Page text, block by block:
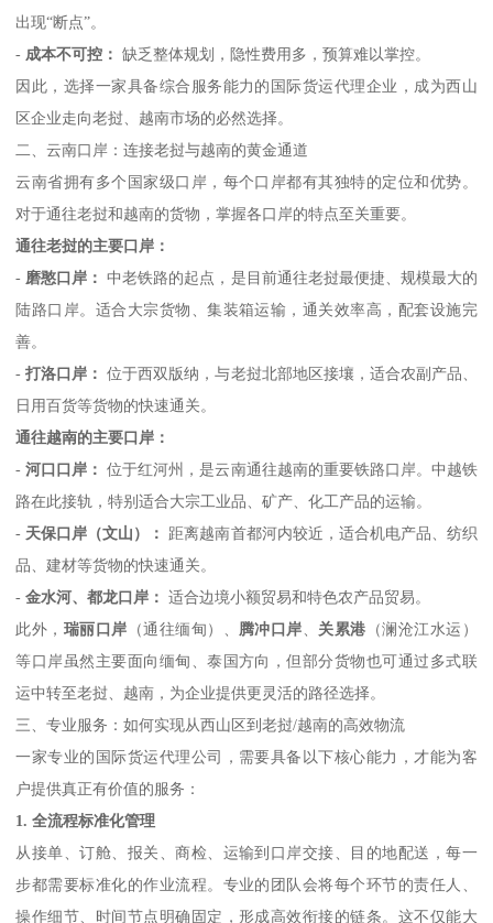
出现“断点”。
- 成本不可控： 缺乏整体规划，隐性费用多，预算难以掌控。
因此，选择一家具备综合服务能力的国际货运代理企业，成为西山
区企业走向老挝、越南市场的必然选择。
二、云南口岸：连接老挝与越南的黄金通道
云南省拥有多个国家级口岸，每个口岸都有其独特的定位和优势。
对于通往老挝和越南的货物，掌握各口岸的特点至关重要。
通往老挝的主要口岸：
- 磨憨口岸： 中老铁路的起点，是目前通往老挝最便捷、规模最大的
陆路口岸。适合大宗货物、集装箱运输，通关效率高，配套设施完
善。
-打洛口岸： 位于西双版纳，与老挝北部地区接壤，适合农副产品、
日用百货等货物的快速通关。
通往越南的主要口岸：
-河口口岸： 位于红河州，是云南通往越南的重要铁路口岸。中越铁
路在此接轨，特别适合大宗工业品、矿产、化工产品的运输。
- 天保口岸（文山）：
距离越南首都河内较近，适合机电产品、纺织
品、建材等货物的快速通关。
-金水河、都龙口岸： 适合边境小额贸易和特色农产品贸易。
此外， 瑞丽口岸 （通往缅甸）、 腾冲口岸 关累港 （澜沧江水运）
等口岸虽然主要面向缅甸、泰国方向，但部分货物也可通过多式联
运中转至老挝、越南，为企业提供更灵活的路径选择。
三、专业服务：如何实现从西山区到老挝/越南的高效物流
一家专业的国际货运代理公司，需要具备以下核心能力，才能为客
户提供真正有价值的服务：
1. 全流程标准化管理
从接单、订舱、报关、商检、运输到口岸交接、目的地配送，每一
步都需要标准化的作业流程。专业的团队会将每个环节的责任人、
操作细节、时间节点明确固定，形成高效衔接的链条。这不仅能大